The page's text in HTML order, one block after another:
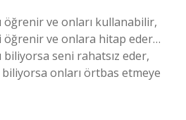
öğrenir ve onları kullanabilir,
öğrenir ve onlara hitap eder…
biliyorsa seni rahatsız eder,
biliyorsa onları örtbas etmeye